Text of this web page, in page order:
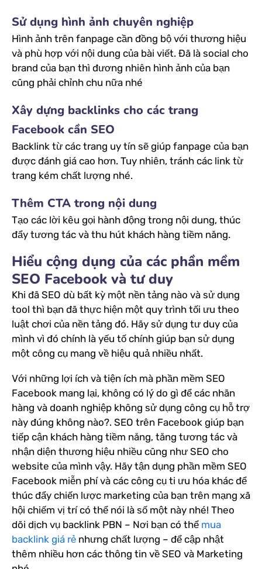
Sử dụng hình ảnh chuyên nghiệp
Hình ảnh trên fanpage cần đồng bộ với thương hiệu
và phù hợp với nội dung của bài viết. Đã là social cho
brand của bạn thì đương nhiên hình ảnh của bạn
cũng phải chỉnh chu nữa nhé
Xây dựng backlinks cho các trang
Facebook cần SEO
Backlink từ các trang uy tín sẽ giúp fanpage của bạn
được đánh giá cao hơn. Tuy nhiên, tránh các link từ
trang kém chất lượng nhé.
Thêm CTA trong nội dung
Tạo các lời kêu gọi hành động trong nội dung, thúc
đẩy tương tác và thu hút khách hàng tiềm năng.
Hiểu cộng dụng của các phần mềm
SEO Facebook và tư duy
Khi đã SEO dù bất kỳ một nền tảng nào và sử dụng
tool thì bạn đã thực hiện một quy trình tối ưu theo
luật chơi của nền tảng đó. Hãy sử dụng tư duy của
mình vì đó chính là yếu tố chính giúp bạn sử dụng
một công cụ mang về hiệu quả nhiều nhất.
Với những lợi ích và tiện ích mà phần mềm SEO
Facebook mang lại, không có lý do gì để các nhãn
hàng và doanh nghiệp không sử dụng công cụ hỗ trợ
này đúng không nào?. SEO trên Facebook giúp bạn
tiếp cận khách hàng tiềm năng, tăng tương tác và
nhận diện thương hiệu nhiều cũng như SEO cho
website của mình vậy. Hãy tận dụng phần mềm SEO
Facebook miễn phí và các công cụ ti ưu hóa khác để
thúc đẩy chiến lược marketing của bạn trên mạng xã
hội chiếm vị trí có thể nói là số một này nhé! Theo
dõi dịch vụ backlink PBN – Nơi bạn có thể mua
backlink giá rẻ nhưng chất lượng – để cập nhật
thêm nhiều hơn các thông tin về SEO và Marketing